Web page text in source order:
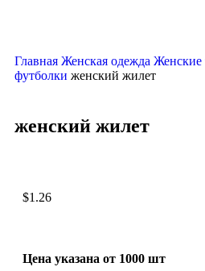
Главная Женская одежда Женские
футболки женский жилет
женский жилет
$1.26
Цена указана от 1000 шт